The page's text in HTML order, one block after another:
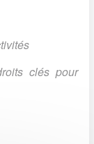
clés pour